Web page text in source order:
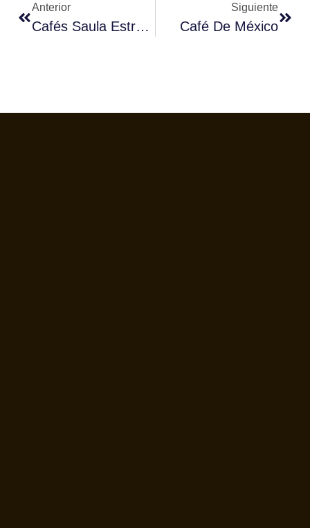
Anterior
Cafés Saula Estrena Nueva Colección De Tazas Artesanales
Siguiente
Café De México